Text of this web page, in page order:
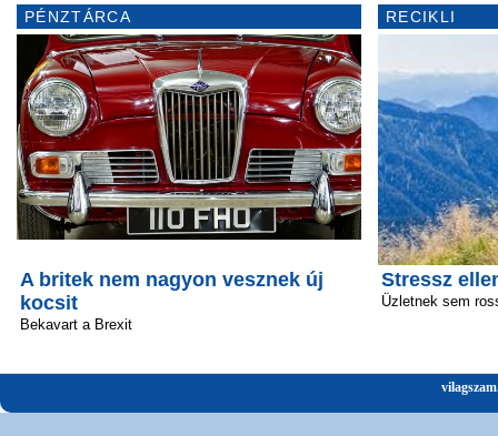
PÉNZTÁRCA
A britek nem nagyon vesznek új
kocsit
Bekavart a Brexit
RECIKLI
Stressz
Üzletnek sem